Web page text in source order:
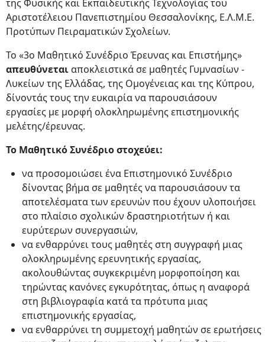
της Φυσικής και Εκπαιδευτικής Τεχνολογίας του
Αριστοτέλειου Πανεπιστημίου Θεσσαλονίκης, Ε.Λ.Μ.Ε.
Προτύπων Πειραματικών Σχολείων.
Το «3ο Μαθητικό Συνέδριο Έρευνας και Επιστήμης»
απευθύνεταιαποκλειστικά σε μαθητές Γυμνασίων -
Λυκείων της Ελλάδας, της Ομογένειας και της Κύπρου,
δίνοντάς τους την ευκαιρία να παρουσιάσουν
εργασίες με μορφή ολοκληρωμένης επιστημονικής
μελέτης/έρευνας.
Το Μαθητικό Συνέδριο στοχεύει:
να προσομοιώσει ένα Επιστημονικό Συνέδριο
δίνοντας βήμα σε μαθητές να παρουσιάσουν τα
αποτελέσματα των ερευνών που έχουν υλοποιήσει
στο πλαίσιο σχολικών δραστηριοτήτων ή και
ευρύτερων συνεργασιών,
να ενθαρρύνει τους μαθητές στη συγγραφή μιας
ολοκληρωμένης ερευνητικής εργασίας,
ακολουθώντας συγκεκριμένη μορφοποίηση και
τηρώντας κανόνες εγκυρότητας, όπως η αναφορά
στη βιβλιογραφία κατά τα πρότυπα μιας
επιστημονικής εργασίας,
να ενθαρρύνει τη συμμετοχή μαθητών σε ερωτήσεις